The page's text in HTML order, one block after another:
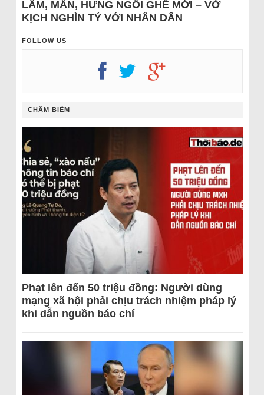
LÂM, MẪN, HƯNG NGỒI GHẾ MỚI – VỞ
KỊCH NGHÌN TỶ VỚI NHÂN DÂN
FOLLOW US
CHÂM BIẾM
Phạt lên đến 50 triệu đồng: Người dùng
mạng xã hội phải chịu trách nhiệm pháp lý
khi dẫn nguồn báo chí